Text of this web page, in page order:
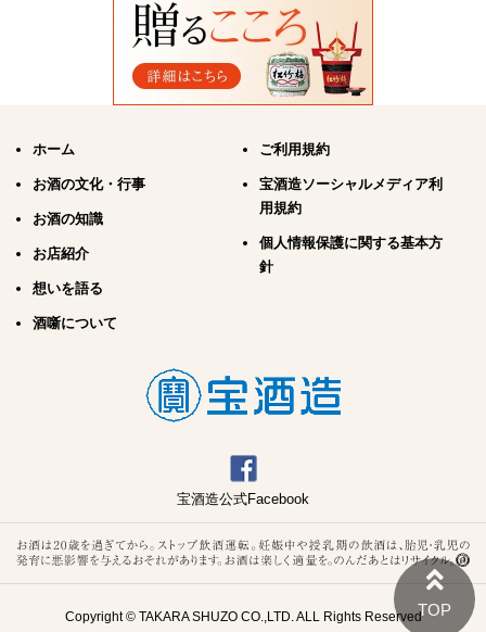
ホーム
お酒の文化・行事
お酒の知識
お店紹介
想いを語る
酒噺について
ご利用規約
宝酒造ソーシャルメディア利
用規約
個人情報保護に関する基本方
針
宝酒造公式Facebook
Copyright © TAKARA SHUZO CO.,LTD. ALL Rights Reserved